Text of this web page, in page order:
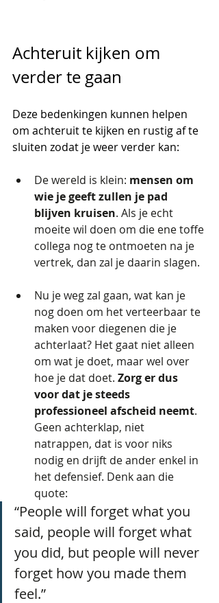
Achteruit kijken om
verder te gaan
Deze bedenkingen kunnen helpen
om achteruit te kijken en rustig af te
sluiten zodat je weer verder kan:
De wereld is klein: mensen om
wie je geeft zullen je pad
blijven kruisen. Als je echt
moeite wil doen om die ene toffe
collega nog te ontmoeten na je
vertrek, dan zal je daarin slagen.
Nu je weg zal gaan, wat kan je
nog doen om het verteerbaar te
maken voor diegenen die je
achterlaat? Het gaat niet alleen
om wat je doet, maar wel over
hoe je dat doet. Zorg er dus
voor dat je steeds
professioneel afscheid neemt.
Geen achterklap, niet
natrappen, dat is voor niks
nodig en drijft de ander enkel in
het defensief. Denk aan die
quote:
“People will forget what you
said, people will forget what
you did, but people will never
forget how you made them
feel.”